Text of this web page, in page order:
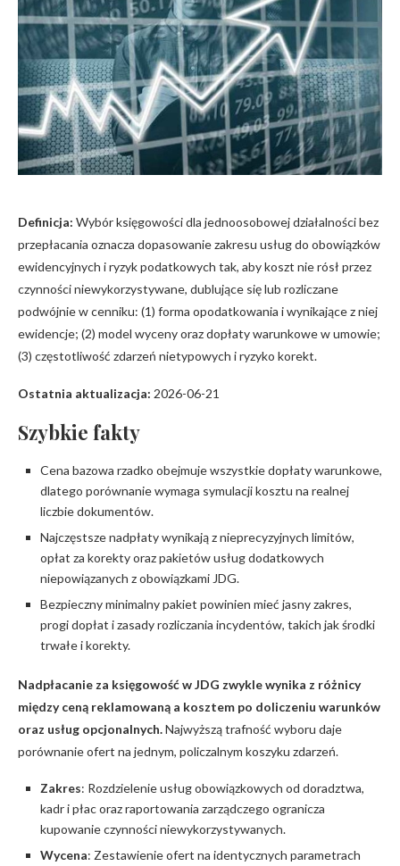
Definicja: Wybór księgowości dla jednoosobowej działalności bez
przepłacania oznacza dopasowanie zakresu usług do obowiązków
ewidencyjnych i ryzyk podatkowych tak, aby koszt nie rósł przez
czynności niewykorzystywane, dublujące się lub rozliczane
podwójnie w cenniku: (1) forma opodatkowania i wynikające z niej
ewidencje; (2) model wyceny oraz dopłaty warunkowe w umowie;
(3) częstotliwość zdarzeń nietypowych i ryzyko korekt.
Ostatnia aktualizacja: 2026-06-21
Szybkie fakty
Cena bazowa rzadko obejmuje wszystkie dopłaty warunkowe,
dlatego porównanie wymaga symulacji kosztu na realnej
liczbie dokumentów.
Najczęstsze nadpłaty wynikają z nieprecyzyjnych limitów,
opłat za korekty oraz pakietów usług dodatkowych
niepowiązanych z obowiązkami JDG.
Bezpieczny minimalny pakiet powinien mieć jasny zakres,
progi dopłat i zasady rozliczania incydentów, takich jak środki
trwałe i korekty.
Nadpłacanie za księgowość w JDG zwykle wynika z różnicy
między ceną reklamowaną a kosztem po doliczeniu warunków
oraz usług opcjonalnych.Najwyższą trafność wyboru daje
porównanie ofert na jednym, policzalnym koszyku zdarzeń.
Zakres: Rozdzielenie usług obowiązkowych od doradztwa,
kadr i płac oraz raportowania zarządczego ogranicza
kupowanie czynności niewykorzystywanych.
Wycena: Zestawienie ofert na identycznych parametrach